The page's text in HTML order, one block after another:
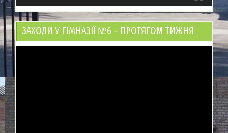
ЗАХОДИ У ГІМНАЗІЇ №6 – ПРОТЯГОМ ТИЖНЯ